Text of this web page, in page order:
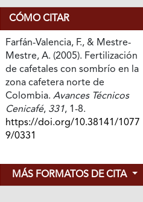
CÓMO CITAR
Farfán-Valencia, F., & Mestre-
Mestre, A. (2005). Fertilización
de cafetales con sombrío en la
zona cafetera norte de
Colombia. Avances Técnicos
Cenicafé, 331, 1-8.
https://doi.org/10.38141/1077
9/0331
MÁS FORMATOS DE CITA